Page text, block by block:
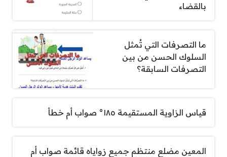
بالقضاء
ما التصرفات التي تُمثل
السلوك الحسن من بين
التصرفات السابقة؟
قياس الزاوية المستقيمة ١٨٥° صواب أم خطأ
المعين مضلع منتظم جميع زواياه قائمة صواب أم